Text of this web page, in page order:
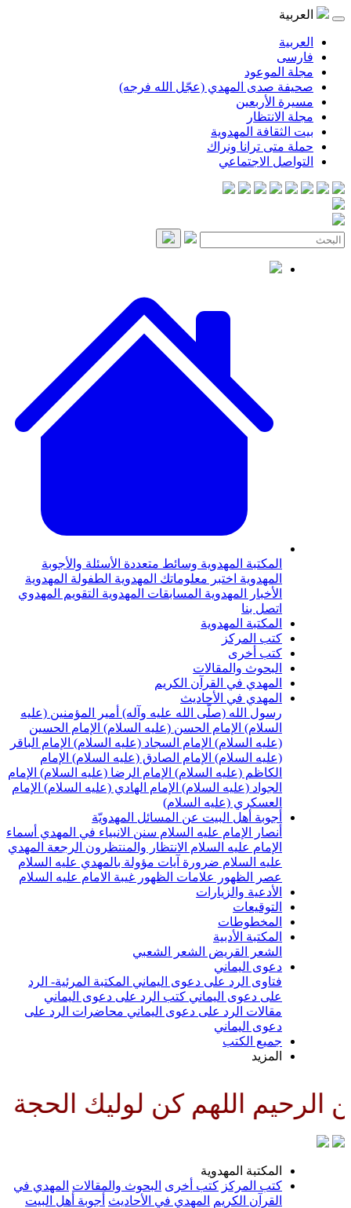
المهدي (عجّل الله فرجه)
المهدوية
ترانا ونراك
الاجتماعي
المهدويةوسائط متعددةالأسئلة والأجوبة
اختبر معلوماتك المهدويةالطفولة المهدوية
المهدويةالمسابقات المهدويةالتقويم المهدوي
المهدوية
والمقالات
في القرآن الكريم
في الأحاديث
الله (صلّى الله عليه وآله) أمير المؤمنين (عليه
الإمام الحسن (عليه السلام) الإمام الحسين
الإمام السجاد (عليه السلام) الإمام الباقر
الإمام الصادق (عليه السلام) الإمام
(عليه السلام) الإمام الرضا (عليه السلام) الإمام
(عليه السلام) الإمام الهادي (عليه السلام) الإمام
(عليه السلام)
أهل البيت عن المسائل المهدويّة
الإمام عليه السلامسنن الانبياء في المهديأسماء
عليه السلامالانتظار والمنتظرونالرجعةالمهدي
السلام ضرورة آيات مؤولة بالمهدي عليه السلام
علامات الظهورغيبة الامام عليه السلام
والزيارات
الأدبية
الشعر الشعبي
اليماني
الرد على دعوى اليماني المكتبة المرئية- الرد
دعوى اليماني كتب الرد على دعوى اليماني
الرد على دعوى اليماني محاضرات الرد على
كن لوليك الحجة بن
المهدوية
كتب أخرى البحوث والمقالات المهدي في
المهدي في الأحاديث أجوبة أهل البيت